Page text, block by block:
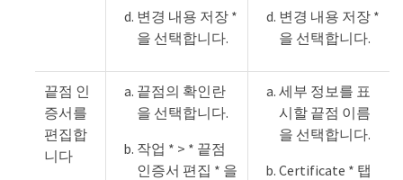
변경 내용 저장 *
을 선택합니다.
변경 내용 저장 *
을 선택합니다.
끝점 인
증서를
편집합
니다
끝점의 확인란
을 선택합니다.
작업 * > * 끝점
인증서 편집 * 을
세부 정보를 표
시할 끝점 이름
을 선택합니다.
Certificate * 탭